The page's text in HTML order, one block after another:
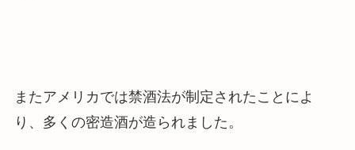
またアメリカでは禁酒法が制定されたことによ
り、多くの密造酒が造られました。